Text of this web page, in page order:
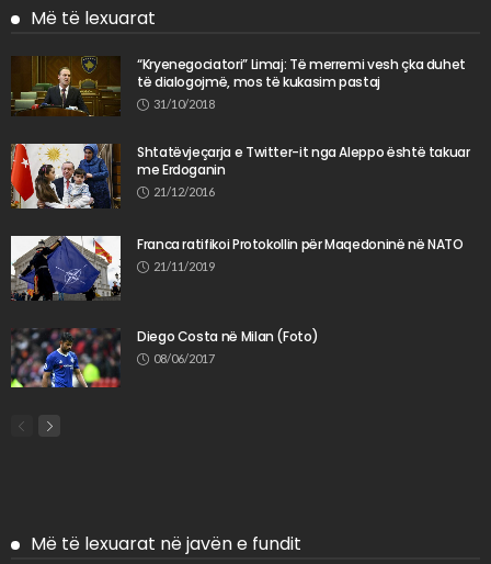
Më të lexuarat
“Kryenegociatori” Limaj: Të merremi vesh çka duhet
të dialogojmë, mos të kukasim pastaj
31/10/2018
Shtatëvjeçarja e Twitter-it nga Aleppo është takuar
me Erdoganin
21/12/2016
Franca ratifikoi Protokollin për Maqedoninë në NATO
21/11/2019
Diego Costa në Milan (Foto)
08/06/2017
Më të lexuarat në javën e fundit